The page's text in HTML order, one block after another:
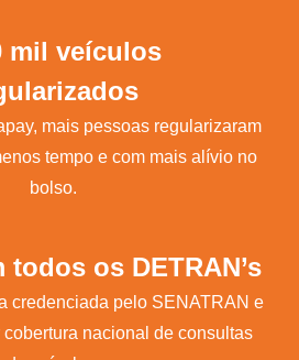
mil veículos
mais pessoas regularizaram
tempo e com mais alívio no
bolso.
todos os DETRAN’s
credenciada pelo SENATRAN e
nacional de consultas